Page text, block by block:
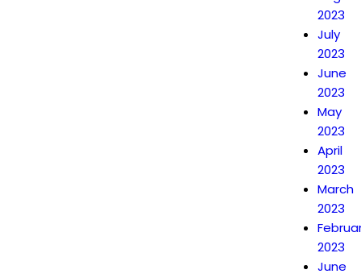
2023
July
2023
June
2023
May
2023
April
2023
March
2023
2023
June